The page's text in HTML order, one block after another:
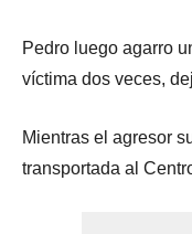
Pedro luego agarro
víctima dos veces,
Mientras el agresor
transportada al